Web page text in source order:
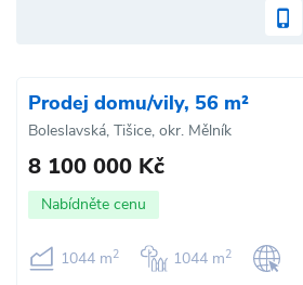
Prodej domu/vily, 56 m²
Boleslavská, Tišice, okr. Mělník
8 100 000 Kč
Nabídněte cenu
1044 m2 1044 m2